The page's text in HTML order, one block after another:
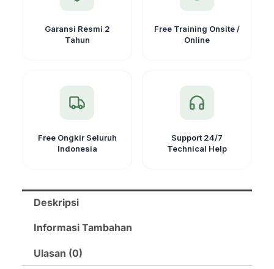
(6inch)
Garansi Resmi 2
Tahun
Free Training Onsite /
Online
Free Ongkir Seluruh
Indonesia
Support 24/7
Technical Help
Deskripsi
Informasi Tambahan
Ulasan (0)